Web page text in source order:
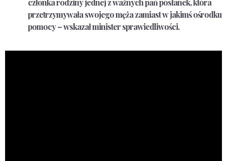
przetrzymywała swojego męża zamiast w jakimś ośrodku
pomocy – wskazał minister sprawiedliwości.